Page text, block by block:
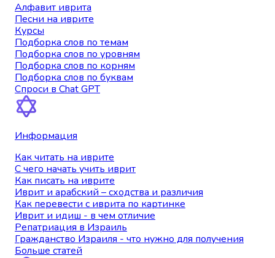
Алфавит иврита
Песни на иврите
Курсы
Подборка слов по темам
Подборка слов по уровням
Подборка слов по корням
Подборка слов по буквам
Спроси в Chat GPT
Информация
Как читать на иврите
С чего начать учить иврит
Как писать на иврите
Иврит и арабский – сходства и различия
Как перевести с иврита по картинке
Иврит и идиш - в чем отличие
Репатриация в Израиль
Гражданство Израиля - что нужно для получения
Больше статей